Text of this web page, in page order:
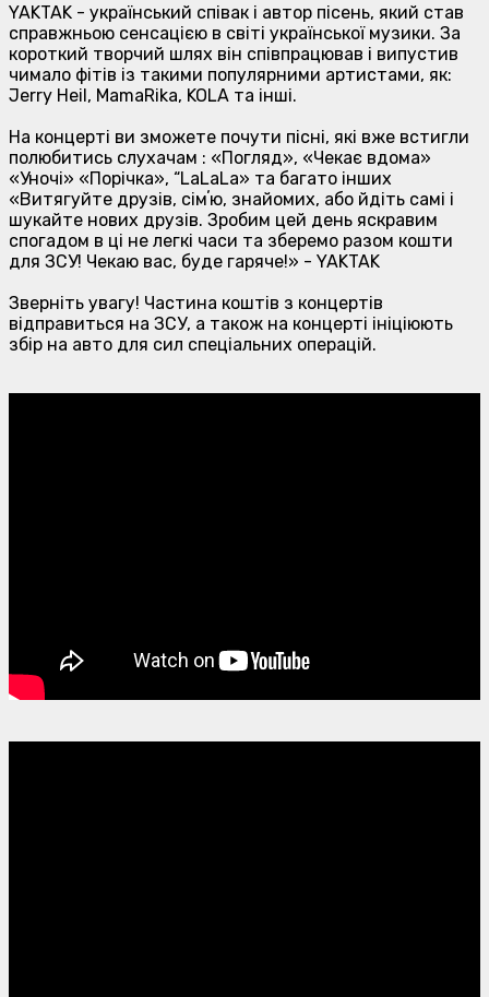
YAKTAK - український співак і автор пісень, який став
справжньою сенсацією в світі української музики. За
короткий творчий шлях він співпрацював і випустив
чимало фітів із такими популярними артистами, як:
Jerry Heil, MamaRika, KOLA та інші.
На концерті ви зможете почути пісні, які вже встигли
полюбитись слухачам : «Погляд», «Чекає вдома»
«Уночі» «Порічка», “LaLaLa» та багато інших
«Витягуйте друзів, сімʼю, знайомих, або йдіть самі і
шукайте нових друзів. Зробим цей день яскравим
спогадом в ці не легкі часи та зберемо разом кошти
для ЗСУ! Чекаю вас, буде гаряче!» - YAKTAK
Зверніть увагу! Частина коштів з концертів
відправиться на ЗСУ, а також на концерті ініціюють
збір на авто для сил спеціальних операцій.